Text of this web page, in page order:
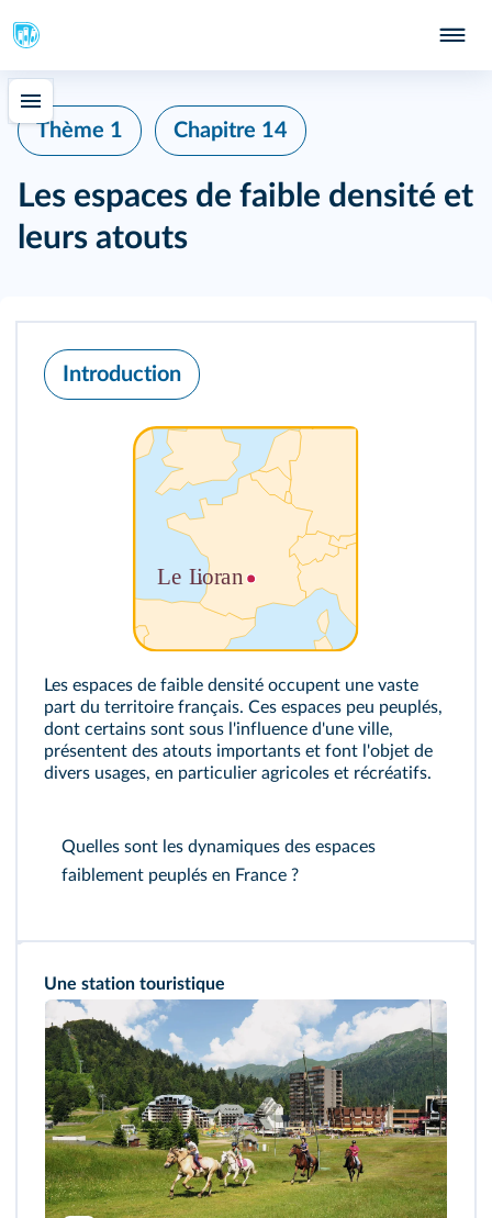
Thème 1 Chapitre 14
Les espaces de faible densité et
leurs atouts
Introduction
Les espaces de faible densité occupent une vaste
part du territoire français. Ces espaces peu peuplés,
dont certains sont sous l'influence d'une ville,
présentent des atouts importants et font l'objet de
divers usages, en particulier agricoles et récréatifs.
Quelles sont les dynamiques des espaces
faiblement peuplés en France ?
Une station touristique